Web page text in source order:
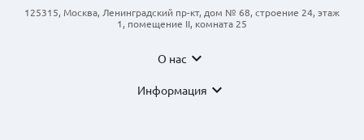
125315, Москва, Ленинградский пр-кт, дом № 68, строение 24, этаж
1, помещение II, комната 25
О нас expand_more
Информация expand_more